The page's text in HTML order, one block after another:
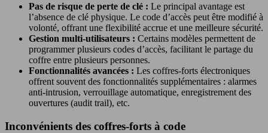
Pas de risque de perte de clé : Le principal avantage est
l’absence de clé physique. Le code d’accès peut être modifié à
volonté, offrant une flexibilité accrue et une meilleure sécurité.
Gestion multi-utilisateurs : Certains modèles permettent de
programmer plusieurs codes d’accès, facilitant le partage du
coffre entre plusieurs personnes.
Fonctionnalités avancées : Les coffres-forts électroniques
offrent souvent des fonctionnalités supplémentaires : alarmes
anti-intrusion, verrouillage automatique, enregistrement des
ouvertures (audit trail), etc.
Inconvénients des coffres-forts à code